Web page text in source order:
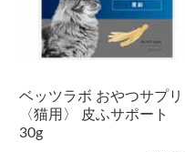
ベッツラボ おやつサプリ
〈猫用〉 皮ふサポート
30g